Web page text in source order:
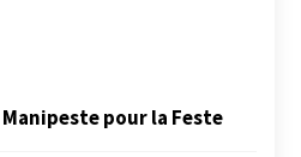
Manipeste pour la Feste